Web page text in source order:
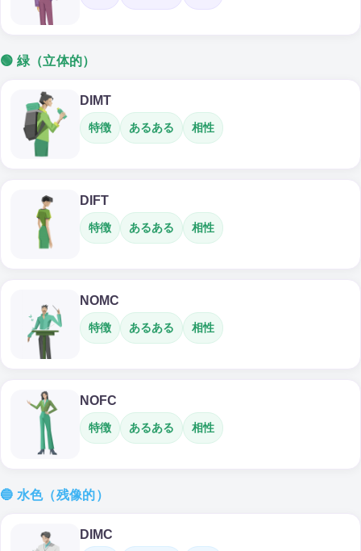
🟢 緑（立体的）
DIMT
特徴 あるある 相性
DIFT
特徴 あるある 相性
NOMC
特徴 あるある 相性
NOFC
特徴 あるある 相性
🔵 水色（残像的）
DIMC